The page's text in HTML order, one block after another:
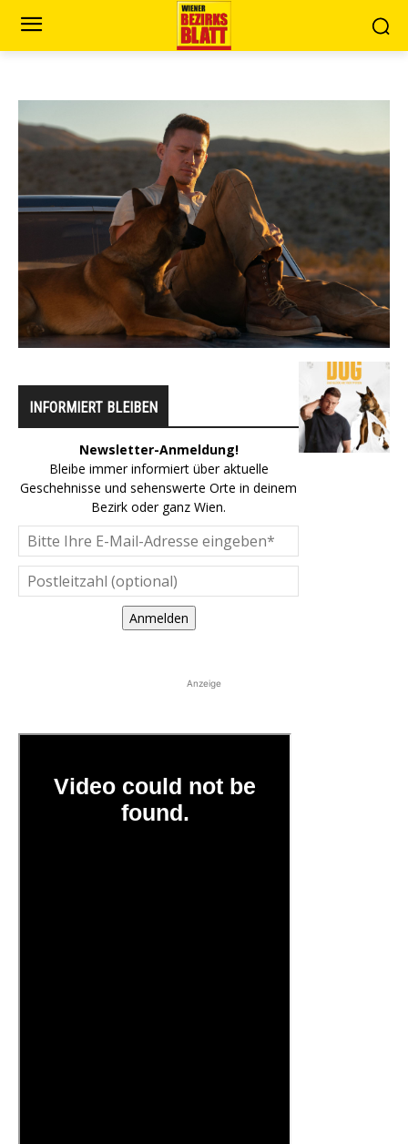
INFORMIERT BLEIBEN
Newsletter-Anmeldung!
Bleibe immer informiert über aktuelle
Geschehnisse und sehenswerte Orte in deinem
Bezirk oder ganz Wien.
Anmelden
Anzeige